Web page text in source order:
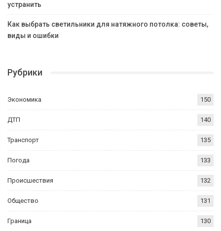
устранить
Как выбрать светильники для натяжного потолка: советы,
виды и ошибки
Рубрики
Экономика 150
ДТП 140
Транспорт 135
Погода 133
Происшествия 132
Общество 131
Граница 130